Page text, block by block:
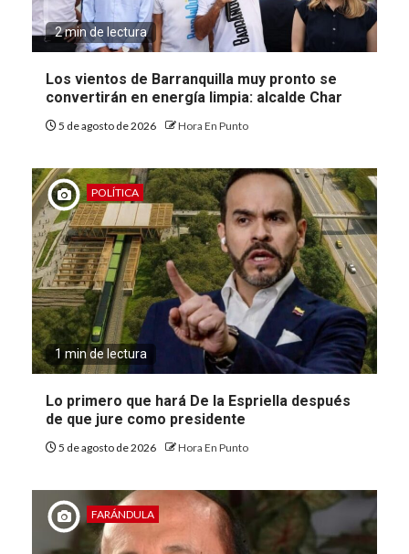
2 min de lectura
Los vientos de Barranquilla muy pronto se
convertirán en energía limpia: alcalde Char
5 de agosto de 2026 Hora En Punto
POLÍTICA
1 min de lectura
Lo primero que hará De la Espriella después
de que jure como presidente
5 de agosto de 2026 Hora En Punto
FARÁNDULA